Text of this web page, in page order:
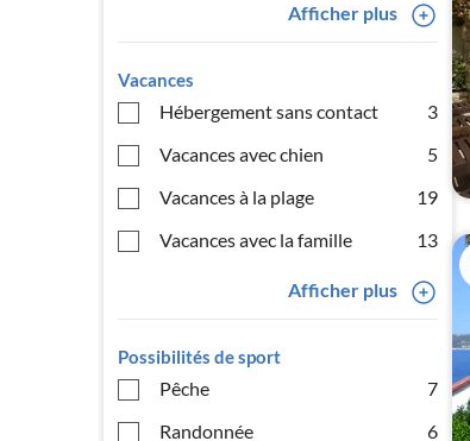
Afficher plus
Vacances
Hébergement sans contact
3
Vacances avec chien
5
Vacances à la plage
19
Vacances avec la famille
13
Afficher plus
Possibilités de sport
Pêche
7
Randonnée
6